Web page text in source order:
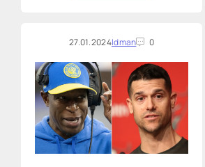
27.01.2024Idman 0